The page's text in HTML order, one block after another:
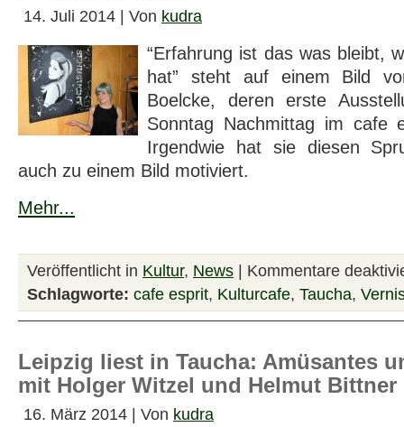
14. Juli 2014 | Von kudra
“Erfahrung ist das was bleibt,
hat” steht auf einem Bild
Boelcke, deren erste
Sonntag Nachmittag im cafe
Irgendwie hat sie diesen
auch zu einem Bild motiviert.
Mehr...
Veröffentlicht in Kultur, News | Kommentare
Schlagworte: cafe esprit, Kulturcafe, Taucha,
Leipzig liest in Taucha: Amüsantes
mit Holger Witzel und Helmut Bittner
16. März 2014 | Von kudra